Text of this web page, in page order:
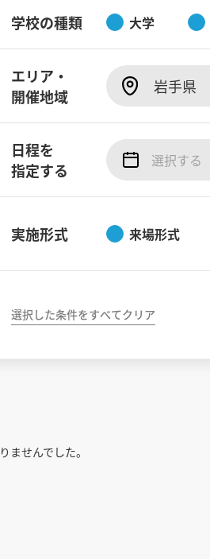
学校の種類 大学
エリア・
開催地域
岩手県
日程を
指定する
実施形式 来場形式
選択した条件をすべてクリア
ませんでした。